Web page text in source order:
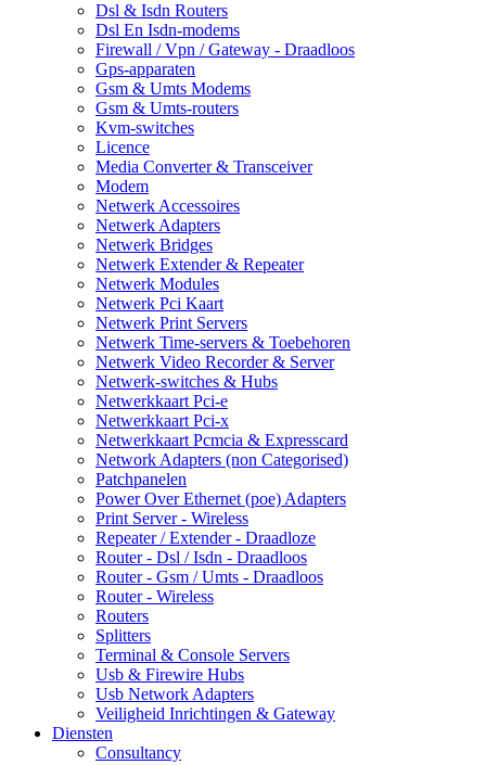
Dsl & Isdn Routers
Dsl En Isdn-modems
Firewall / Vpn / Gateway - Draadloos
Gps-apparaten
Gsm & Umts Modems
Gsm & Umts-routers
Kvm-switches
Licence
Media Converter & Transceiver
Modem
Netwerk Accessoires
Netwerk Adapters
Netwerk Bridges
Netwerk Extender & Repeater
Netwerk Modules
Netwerk Pci Kaart
Netwerk Print Servers
Netwerk Time-servers & Toebehoren
Netwerk Video Recorder & Server
Netwerk-switches & Hubs
Netwerkkaart Pci-e
Netwerkkaart Pci-x
Netwerkkaart Pcmcia & Expresscard
Network Adapters (non Categorised)
Patchpanelen
Power Over Ethernet (poe) Adapters
Print Server - Wireless
Repeater / Extender - Draadloze
Router - Dsl / Isdn - Draadloos
Router - Gsm / Umts - Draadloos
Router - Wireless
Routers
Splitters
Terminal & Console Servers
Usb & Firewire Hubs
Usb Network Adapters
Veiligheid Inrichtingen & Gateway
Diensten
Consultancy